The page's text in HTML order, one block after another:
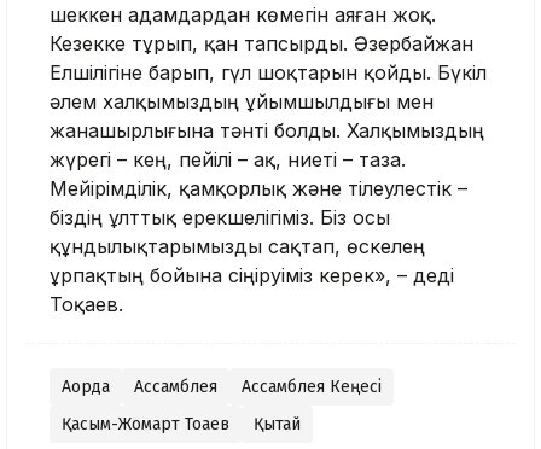
шеккен адамдардан көмегін аяған жоқ.
Кезекке тұрып, қан тапсырды. Әзербайжан
Елшілігіне барып, гүл шоқтарын қойды. Бүкіл
әлем халқымыздың ұйымшылдығы мен
жанашырлығына тәнті болды. Халқымыздың
жүрегі – кең, пейілі – ақ, ниеті – таза.
Мейірімділік, қамқорлық және тілеулестік –
біздің ұлттық ерекшелігіміз. Біз осы
құндылықтарымызды сақтап, өскелең
ұрпақтың бойына сіңіруіміз керек», – деді
Тоқаев.
Ақорда Ассамблея
Ассамблея Кеңесі
Қасым-Жомарт Тоқаев
Қытай